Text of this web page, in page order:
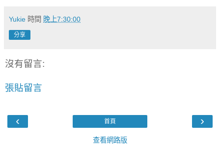
Yukie 時間 晚上7:30:00
分享
沒有留言:
張貼留言
‹ ›
首頁
查看網路版